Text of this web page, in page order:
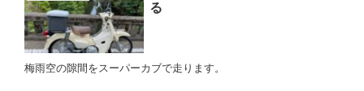
る
梅雨空の隙間をスーパーカブで走ります。